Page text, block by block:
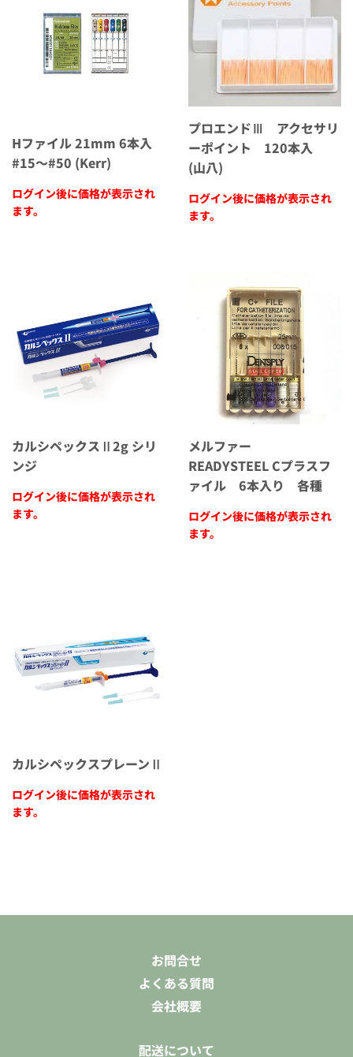
Hファイル 21mm 6本入
#15～#50 (Kerr)
ログイン後に価格が表示され
ます。
プロエンドⅢ アクセサリ
ーポイント 120本入
(山八)
ログイン後に価格が表示され
ます。
カルシペックスⅡ2g シリ
ンジ
ログイン後に価格が表示され
ます。
メルファー
READYSTEEL Cプラスフ
ァイル 6本入り 各種
ログイン後に価格が表示され
ます。
カルシペックスプレーンⅡ
ログイン後に価格が表示され
ます。
お問合せ
よくある質問
会社概要
配送について